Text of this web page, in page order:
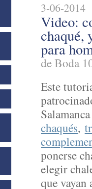
3-06-2014
Video:
chaqué,
para
de Boda
Este
chaqués,
ponerse
elegir
que vayan